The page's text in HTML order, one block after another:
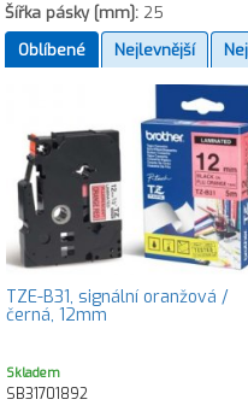
Šířka pásky [mm]: 25
Oblíbené
Nejlevnější
TZE-B31, signální oranžová /
černá, 12mm
Skladem
SB31701892